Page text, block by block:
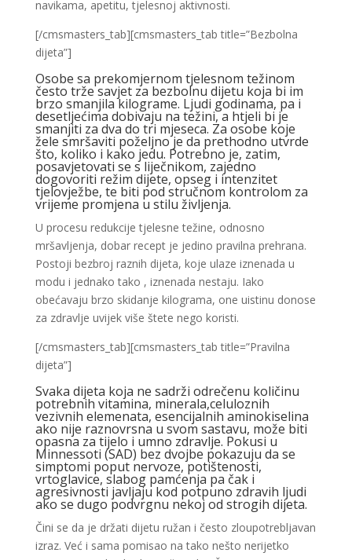
navikama, apetitu, tjelesnoj aktivnosti.
[/cmsmasters_tab][cmsmasters_tab title=”Bezbolna
dijeta”]
Osobe sa prekomjernom tjelesnom težinom
često trže savjet za bezbolnu dijetu koja bi im
brzo smanjila kilograme. Ljudi godinama, pa i
desetljećima dobivaju na težini, a htjeli bi je
smanjiti za dva do tri mjeseca. Za osobe koje
žele smršaviti poželjno je da prethodno utvrde
što, koliko i kako jedu. Potrebno je, zatim,
posavjetovati se s liječnikom, zajedno
dogovoriti režim dijete, opseg i intenzitet
tjelovježbe, te biti pod stručnom kontrolom za
vrijeme promjena u stilu življenja.
U procesu redukcije tjelesne težine, odnosno
mršavljenja, dobar recept je jedino pravilna prehrana.
Postoji bezbroj raznih dijeta, koje ulaze iznenada u
modu i jednako tako , iznenada nestaju. Iako
obećavaju brzo skidanje kilograma, one uistinu donose
za zdravlje uvijek više štete nego koristi.
[/cmsmasters_tab][cmsmasters_tab title=”Pravilna
dijeta”]
Svaka dijeta koja ne sadrži odrečenu količinu
potrebnih vitamina, minerala,celuloznih
vezivnih elemenata, esencijalnih aminokiselina
ako nije raznovrsna u svom sastavu, može biti
opasna za tijelo i umno zdravlje. Pokusi u
Minnessoti (SAD) bez dvojbe pokazuju da se
simptomi poput nervoze, potištenosti,
vrtoglavice, slabog pamćenja pa čak i
agresivnosti javljaju kod potpuno zdravih ljudi
ako se dugo podvrgnu nekoj od strogih dijeta.
Čini se da je držati dijetu ružan i često zloupotrebljavan
izraz. Već i sama pomisao na tako nešto nerijetko